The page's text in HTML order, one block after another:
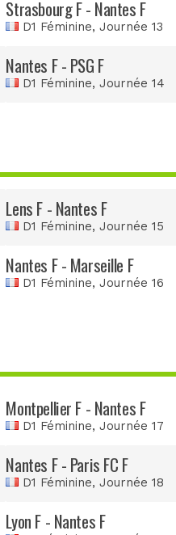
Strasbourg F - Nantes F
D1 Féminine, Journée 13
Nantes F - PSG F
D1 Féminine, Journée 14
Lens F - Nantes F
D1 Féminine, Journée 15
Nantes F - Marseille F
D1 Féminine, Journée 16
Montpellier F - Nantes F
D1 Féminine, Journée 17
Nantes F - Paris FC F
D1 Féminine, Journée 18
Lyon F - Nantes F